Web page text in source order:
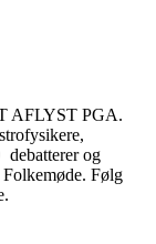
AFLYST PGA.
debatterer og
Folkemøde. Følg